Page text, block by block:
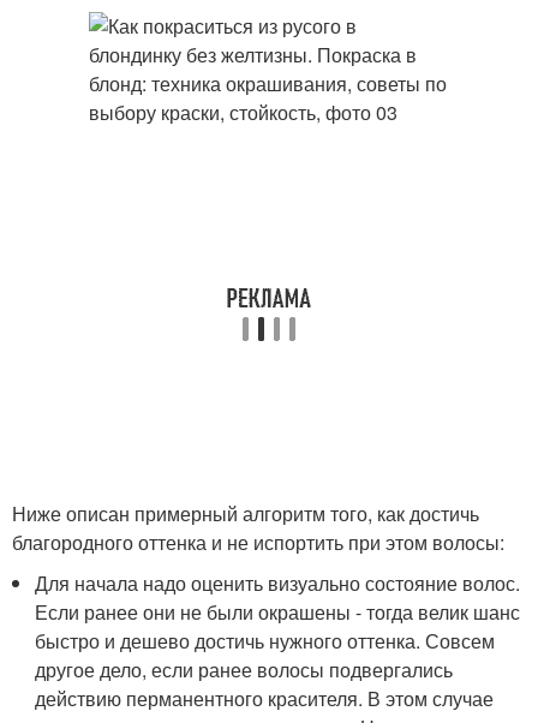
Ниже описан примерный алгоритм того, как достичь
благородного оттенка и не испортить при этом волосы:
Для начала надо оценить визуально состояние волос.
Если ранее они не были окрашены - тогда велик шанс
быстро и дешево достичь нужного оттенка. Совсем
другое дело, если ранее волосы подвергались
действию перманентного красителя. В этом случае